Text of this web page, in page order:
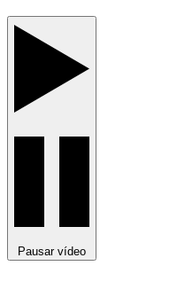
Pausar vídeo